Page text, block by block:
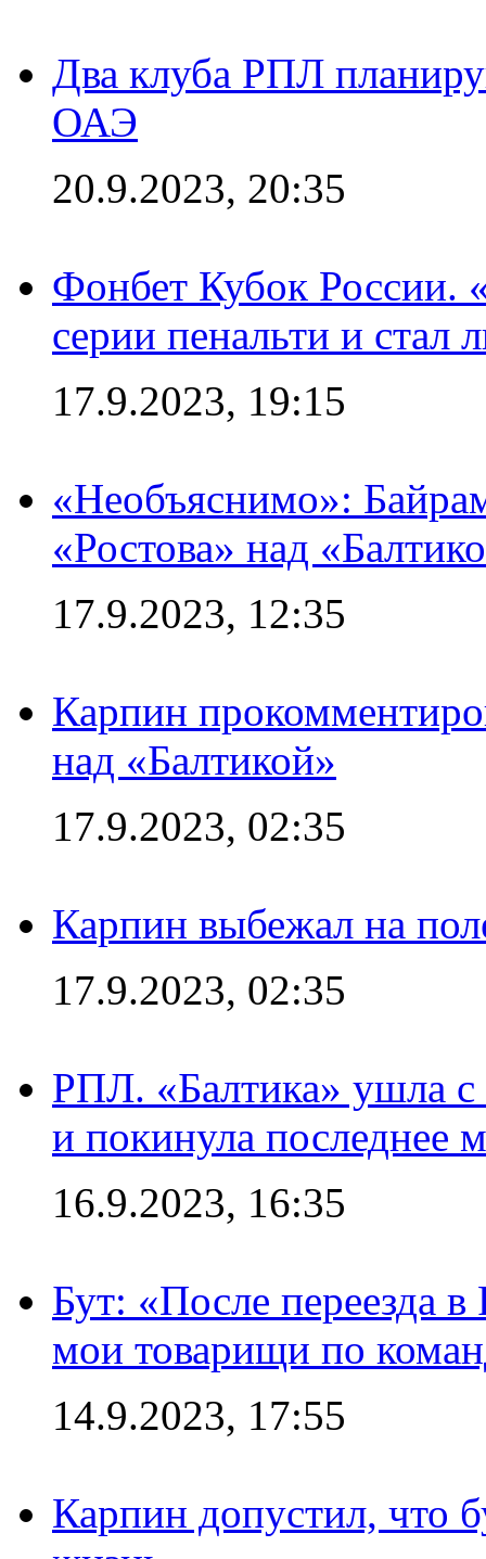
Два клуба РПЛ
ОАЭ
20.9.2023, 20:35
Фонбет Кубок России.
серии пенальти и стал
17.9.2023, 19:15
«Необъяснимо»:
«Ростова» над
17.9.2023, 12:35
Карпин
над «Балтикой»
17.9.2023, 02:35
Карпин выбежал на
17.9.2023, 02:35
РПЛ. «Балтика» ушла с
и покинула последнее
16.9.2023, 16:35
Бут: «После переезда
мои товарищи по
14.9.2023, 17:55
Карпин допустил, что